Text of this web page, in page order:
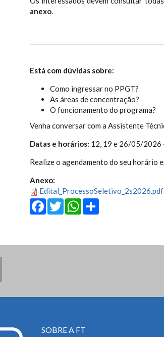
anexo.
Está com dúvidas sobre:
Como ingressar no PPGT?
As áreas de concentração?
O funcionamento do programa?
Venha conversar com a Assistente
Datas e horários: 12, 19 e 26/05/2026
Realize o agendamento do seu horário
Anexo:
Edital_ProcessoSeletivo_2s2026.pdf
Facebook
Twitter
WhatsApp
SOBRE A FT